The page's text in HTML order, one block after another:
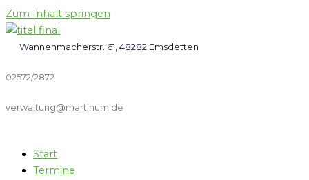
Zum Inhalt springen
Wannenmacherstr. 61, 48282 Emsdetten
02572/2872
verwaltung@martinum.de
Start
Termine